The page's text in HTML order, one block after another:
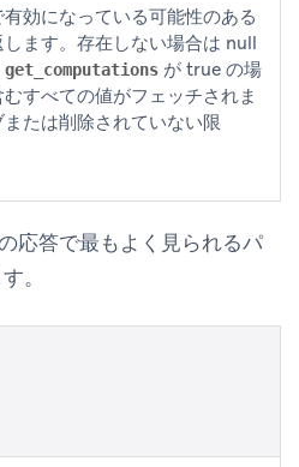
効になっている可能性のある
ます。存在しない場合は null
get_computations が true の場
すべての値がフェッチされま
たは削除されていない限
応答で最もよく見られるパ
。